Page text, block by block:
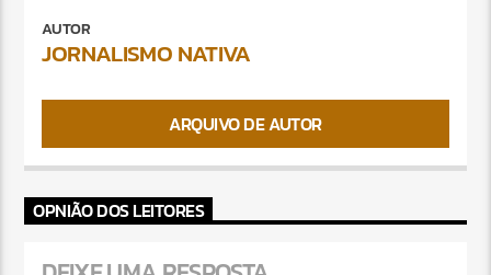
AUTOR
JORNALISMO NATIVA
ARQUIVO DE AUTOR
OPNIÃO DOS LEITORES